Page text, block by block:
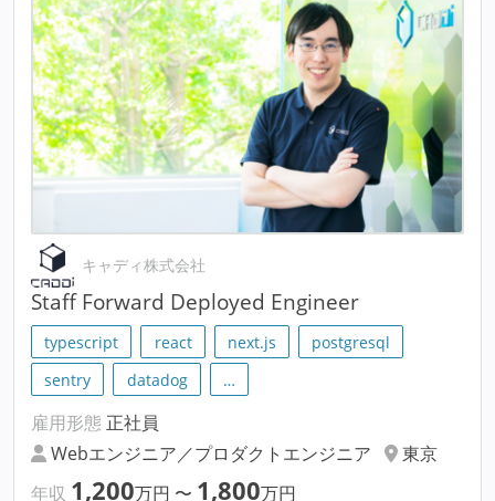
キャディ株式会社
Staff Forward Deployed Engineer
typescript react next.js
postgresql
sentry
datadog …
雇用形態 正社員
Webエンジニア／プロダクトエンジニア
東京
年収 1,200万円 〜 1,800万円